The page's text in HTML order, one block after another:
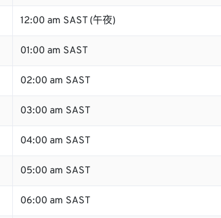
12:00 am SAST (午夜)
01:00 am SAST
02:00 am SAST
03:00 am SAST
04:00 am SAST
05:00 am SAST
06:00 am SAST